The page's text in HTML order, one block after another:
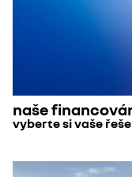
naše
vyberte si vaše